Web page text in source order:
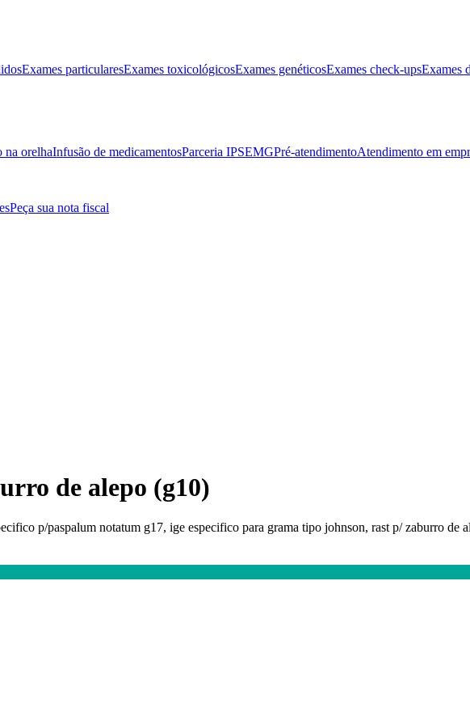
Exames particularesExames toxicológicosExames genéticosExames check-upsExames
na orelhaInfusão de medicamentosParceria IPSEMGPré-atendimentoAtendimento em
Peça sua nota fiscal
de alepo (g10)
p/paspalum notatum g17, ige especifico para grama tipo johnson, rast p/ zaburro de